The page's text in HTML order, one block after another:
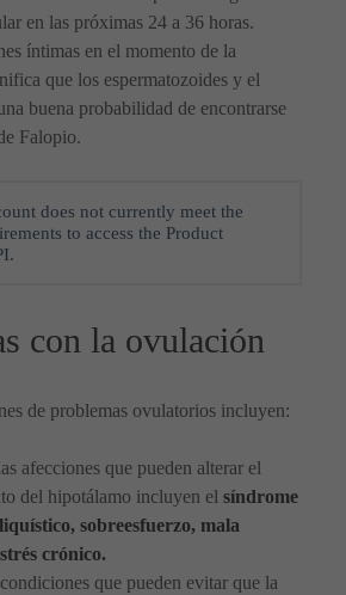
en las próximas 24 a 36 horas.
íntimas en el momento de la
que los espermatozoides y el
buena probabilidad de encontrarse
Falopio.
does not currently meet the
to access the Product
con la ovulación
de problemas ovulatorios incluyen:
afecciones que pueden alterar el
del hipotálamo incluyen el síndrome
sobreesfuerzo, mala
crónico.
que pueden evitar que la